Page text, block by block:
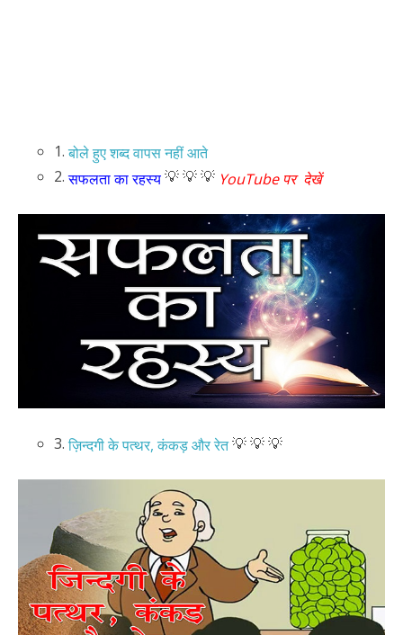
1.बोले हुए शब्द वापस नहीं आते
2.सफलता का रहस्य💡 💡 💡 YouTube पर देखें
3.ज़िन्दगी के पत्थर, कंकड़ और रेत💡 💡 💡